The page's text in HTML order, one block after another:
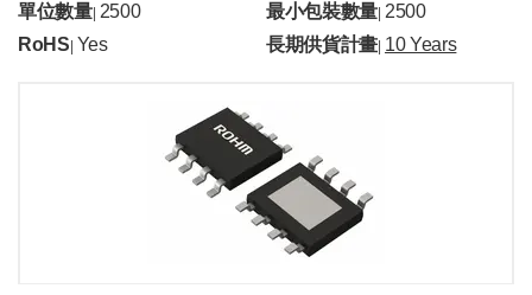
單位數量| 2500 最小包裝數量 |2500
RoHS Yes 長期供貨計畫 10 Years